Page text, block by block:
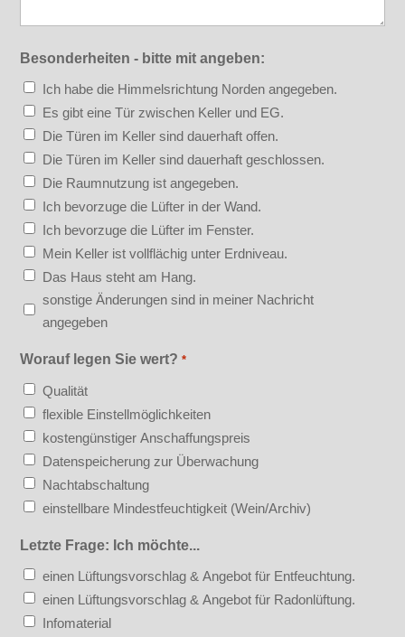
Besonderheiten - bitte mit angeben:
Ich habe die Himmelsrichtung Norden angegeben.
Es gibt eine Tür zwischen Keller und EG.
Die Türen im Keller sind dauerhaft offen.
Die Türen im Keller sind dauerhaft geschlossen.
Die Raumnutzung ist angegeben.
Ich bevorzuge die Lüfter in der Wand.
Ich bevorzuge die Lüfter im Fenster.
Mein Keller ist vollflächig unter Erdniveau.
Das Haus steht am Hang.
sonstige Änderungen sind in meiner Nachricht
angegeben
Worauf legen Sie wert? *
Qualität
flexible Einstellmöglichkeiten
kostengünstiger Anschaffungspreis
Datenspeicherung zur Überwachung
Nachtabschaltung
einstellbare Mindestfeuchtigkeit (Wein/Archiv)
Letzte Frage: Ich möchte...
einen Lüftungsvorschlag & Angebot für Entfeuchtung.
einen Lüftungsvorschlag & Angebot für Radonlüftung.
Infomaterial